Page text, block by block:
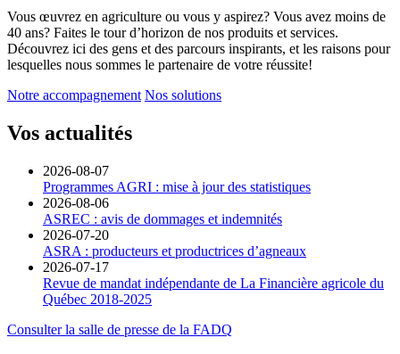
Vous œuvrez en agriculture ou vous y aspirez? Vous avez moins de
40 ans? Faites le tour d’horizon de nos produits et services.
Découvrez ici des gens et des parcours inspirants, et les raisons pour
lesquelles nous sommes le partenaire de votre réussite!
Notre accompagnement Nos solutions
Vos actualités
2026-08-07
Programmes AGRI : mise à jour des statistiques
2026-08-06
ASREC : avis de dommages et indemnités
2026-07-20
ASRA : producteurs et productrices d’agneaux
2026-07-17
Revue de mandat indépendante de La Financière agricole du
Québec 2018-2025
Consulter la salle de presse de la FADQ